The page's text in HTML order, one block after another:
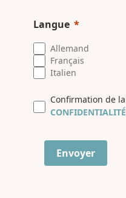
Langue
Allemand
Français
Italien
Confirmation de la
CONFIDENTIALITÉ
Envoyer